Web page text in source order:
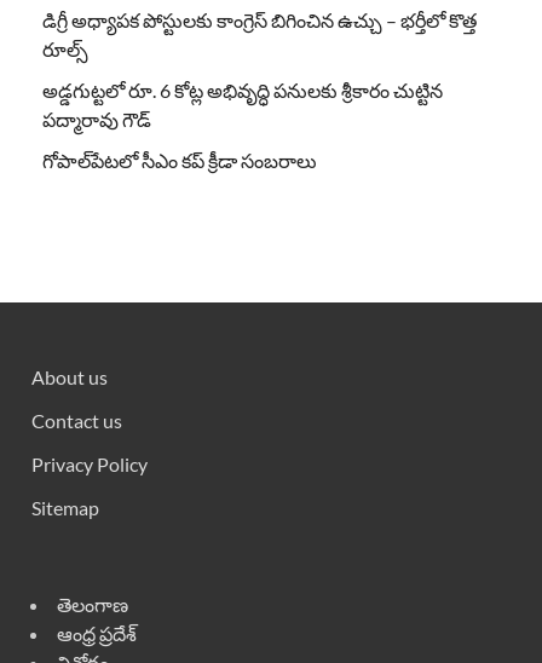
డిగ్రీ అధ్యాపక పోస్టులకు కాంగ్రెస్ బిగించిన ఉచ్చు – భర్తీలో కొత్త
రూల్స్
అడ్డగుట్టలో రూ. 6 కోట్ల అభివృద్ధి పనులకు శ్రీకారం చుట్టిన
పద్మారావు గౌడ్
గోపాల్‌పేటలో సీఎం కప్ క్రీడా సంబరాలు
About us
Contact us
Privacy Policy
Sitemap
తెలంగాణ
ఆంధ్ర ప్రదేశ్